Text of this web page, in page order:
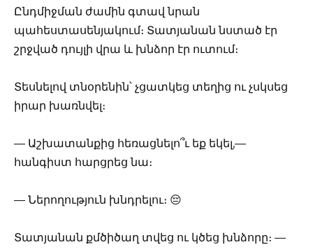
Ընդմիջման ժամին գտավ նրան
պահեստասենյակում։ Տատյանան նստած էր
շրջված դույլի վրա և խնձոր էր ուտում։
Տեսնելով տնօրենին՝ չցատկեց տեղից ու չսկսեց
իրար խառնվել։
— Աշխատանքից հեռացնելո՞ւ եք եկել,—
հանգիստ հարցրեց նա։
— Ներողություն խնդրելու։ 😔
Տատյանան քմծիծաղ տվեց ու կծեց խնձորը։ —